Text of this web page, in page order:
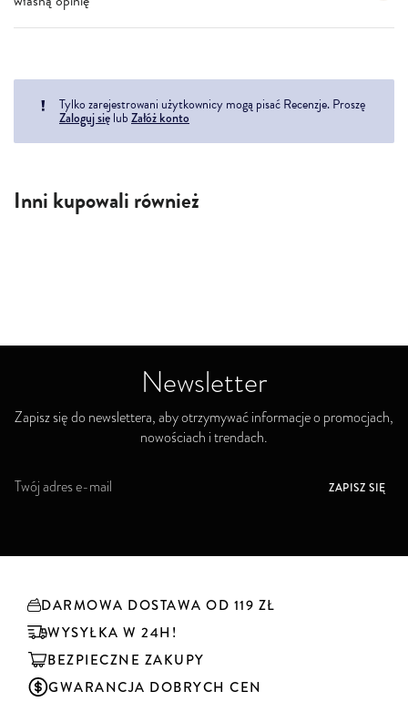
Tylko zarejestrowani użytkownicy mogą pisać Recenzje. Proszę
Zaloguj się lub Załóż konto
Inni kupowali również
Newsletter
Zapisz się do newslettera, aby otrzymywać informacje o promocjach,
nowościach i trendach.
S
k
ZAPISZ SIĘ
DARMOWA DOSTAWA OD 119 ZŁ
WYSYŁKA W 24H!
BEZPIECZNE ZAKUPY
GWARANCJA DOBRYCH CEN